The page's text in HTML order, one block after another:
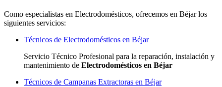
Como especialistas en Electrodomésticos, ofrecemos en Béjar los
siguientes servicios:
Técnicos de Electrodomésticos en Béjar
Servicio Técnico Profesional para la reparación, instalación y
mantenimiento de Electrodomésticos en Béjar
Técnicos de Campanas Extractoras en Béjar